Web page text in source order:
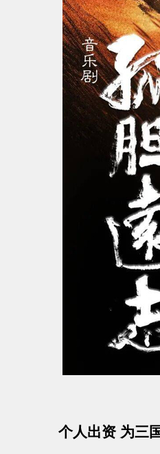
个人出资 为三